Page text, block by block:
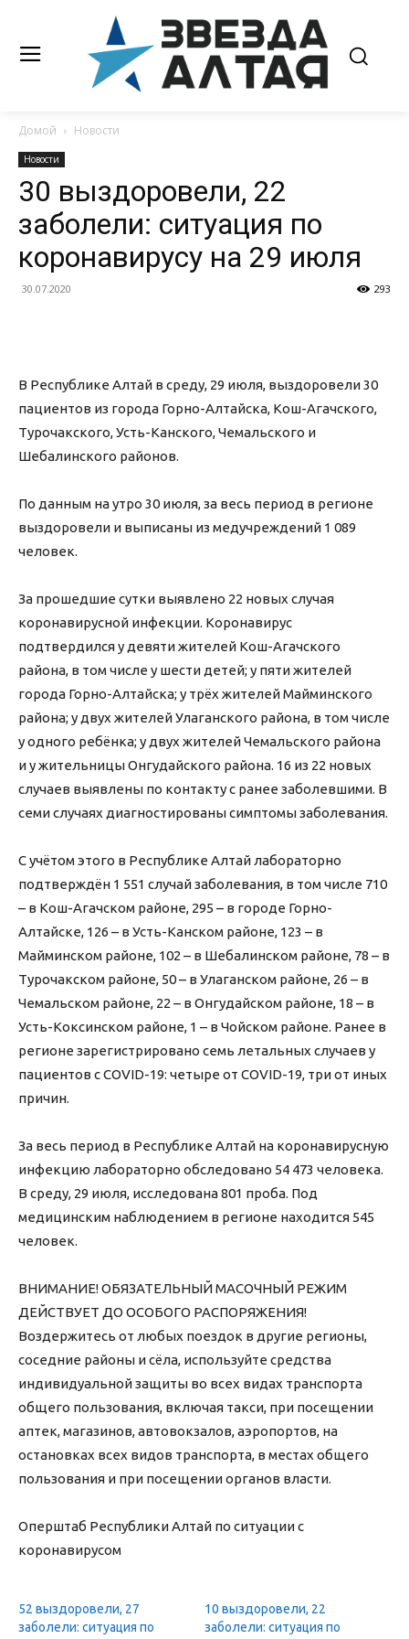
Домой Новости
Новости
30 выздоровели, 22
заболели: ситуация по
коронавирусу на 29 июля
30.07.2020 293
В Республике Алтай в среду, 29 июля, выздоровели 30
пациентов из города Горно-Алтайска, Кош-Агачского,
Турочакского, Усть-Канского, Чемальского и
Шебалинского районов.
По данным на утро 30 июля, за весь период в регионе
выздоровели и выписаны из медучреждений 1 089
человек.
За прошедшие сутки выявлено 22 новых случая
коронавирусной инфекции. Коронавирус
подтвердился у девяти жителей Кош-Агачского
района, в том числе у шести детей; у пяти жителей
города Горно-Алтайска; у трёх жителей Майминского
района; у двух жителей Улаганского района, в том числе
у одного ребёнка; у двух жителей Чемальского района
и у жительницы Онгудайского района. 16 из 22 новых
случаев выявлены по контакту с ранее заболевшими. В
семи случаях диагностированы симптомы заболевания.
С учётом этого в Республике Алтай лабораторно
подтверждён 1 551 случай заболевания, в том числе 710
– в Кош-Агачском районе, 295 – в городе Горно-
Алтайске, 126 – в Усть-Канском районе, 123 – в
Майминском районе, 102 – в Шебалинском районе, 78 – в
Турочакском районе, 50 – в Улаганском районе, 26 – в
Чемальском районе, 22 – в Онгудайском районе, 18 – в
Усть-Коксинском районе, 1 – в Чойском районе. Ранее в
регионе зарегистрировано семь летальных случаев у
пациентов с COVID-19: четыре от COVID-19, три от иных
причин.
За весь период в Республике Алтай на коронавирусную
инфекцию лабораторно обследовано 54 473 человека.
В среду, 29 июля, исследована 801 проба. Под
медицинским наблюдением в регионе находится 545
человек.
ВНИМАНИЕ! ОБЯЗАТЕЛЬНЫЙ МАСОЧНЫЙ РЕЖИМ
ДЕЙСТВУЕТ ДО ОСОБОГО РАСПОРЯЖЕНИЯ!
Воздержитесь от любых поездок в другие регионы,
соседние районы и сёла, используйте средства
индивидуальной защиты во всех видах транспорта
общего пользования, включая такси, при посещении
аптек, магазинов, автовокзалов, аэропортов, на
остановках всех видов транспорта, в местах общего
пользования и при посещении органов власти.
Оперштаб Республики Алтай по ситуации с
коронавирусом
52 выздоровели, 27
заболели: ситуация по
10 выздоровели, 22
заболели: ситуация по